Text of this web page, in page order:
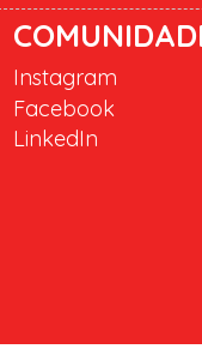
Instagram
Facebook
LinkedIn